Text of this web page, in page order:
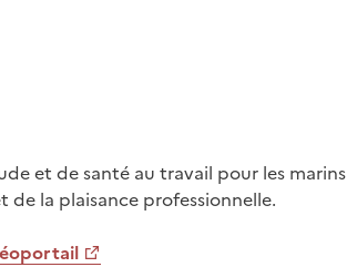
et de santé au travail pour les marins
de la plaisance professionnelle.